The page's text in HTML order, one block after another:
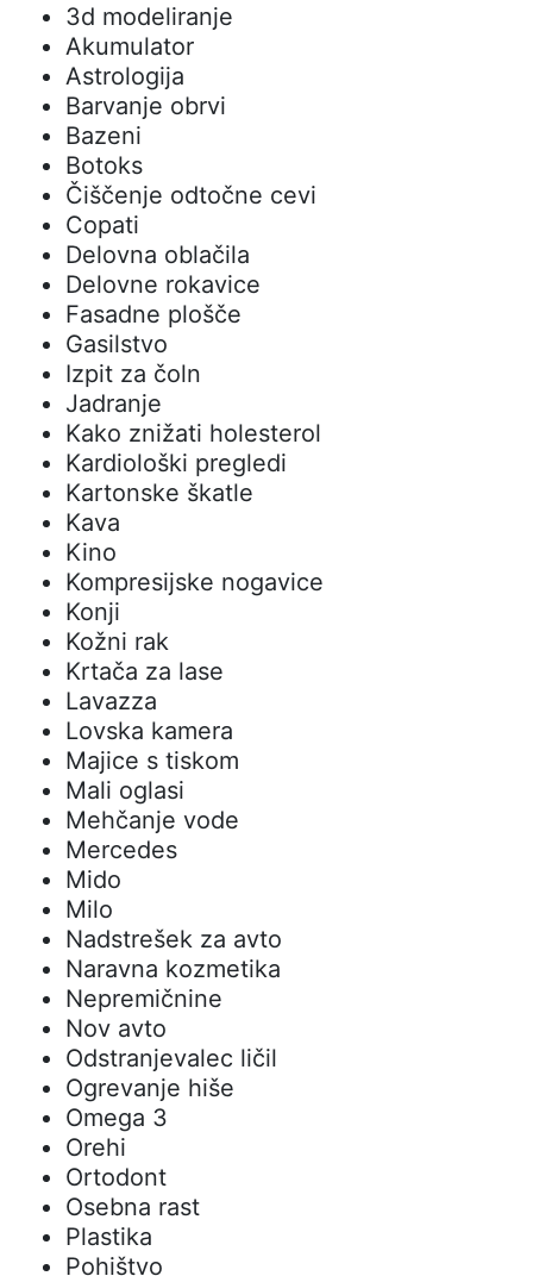
3d modeliranje
Akumulator
Astrologija
Barvanje obrvi
Bazeni
Botoks
Čiščenje odtočne cevi
Copati
Delovna oblačila
Delovne rokavice
Fasadne plošče
Gasilstvo
Izpit za čoln
Jadranje
Kako znižati holesterol
Kardiološki pregledi
Kartonske škatle
Kava
Kino
Kompresijske nogavice
Konji
Kožni rak
Krtača za lase
Lavazza
Lovska kamera
Majice s tiskom
Mali oglasi
Mehčanje vode
Mercedes
Mido
Milo
Nadstrešek za avto
Naravna kozmetika
Nepremičnine
Nov avto
Odstranjevalec ličil
Ogrevanje hiše
Omega 3
Orehi
Ortodont
Osebna rast
Plastika
Pohištvo